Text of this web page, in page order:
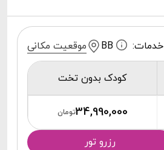
خدمات: BB موقعیت مکانی
کودک بدون تخت
34,990,000تومان
رزرو تور